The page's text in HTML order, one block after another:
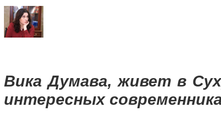
Вика Думава, живет в
интересных